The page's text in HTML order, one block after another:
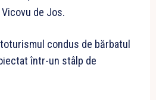
de Jos.
condus de bărbatul
într-un stâlp de